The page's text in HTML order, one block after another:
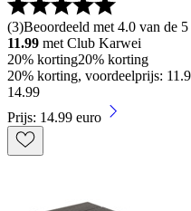
(3)Beoordeeld met 4.0 van de
11.99 met Club Karwei
20% korting20% korting
20% korting, voordeelprijs:
14.99
Prijs: 14.99 euro